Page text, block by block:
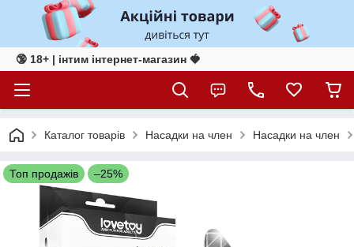
🔞 18+ | інтим інтернет-магазин 🍓
Каталог товарів Насадки на член Насадки на член
Топ продажів –25%